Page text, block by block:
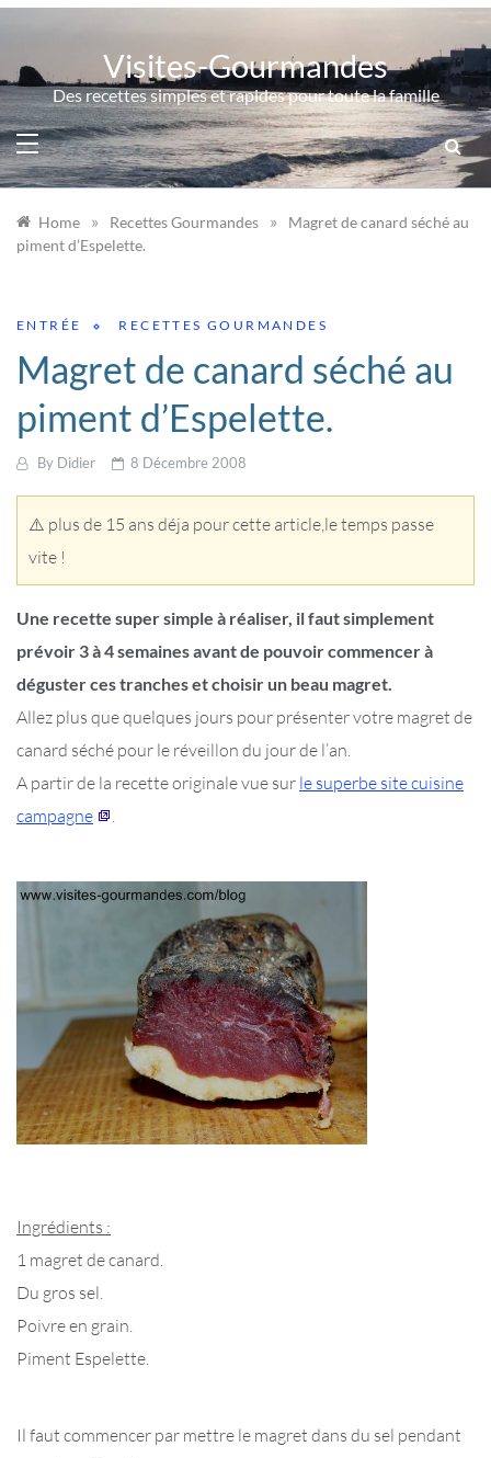
Skip
Visites-Gourmandes
Des recettes simples et rapides pour toute la famille
Home » Recettes Gourmandes »
Magret de canard séché au
piment d’Espelette.
ENTRÉE RECETTES GOURMANDES
Magret de canard séché au
piment d’Espelette.
By Didier 8 Décembre 2008
⚠️ plus de 15 ans déja pour cette article,le temps passe
vite !
Une recette super simple à réaliser, il faut simplement
prévoir 3 à 4 semaines avant de pouvoir commencer à
déguster ces tranches et choisir un beau magret.
Allez plus que quelques jours pour présenter votre magret de
canard séché pour le réveillon du jour de l’an.
A partir de la recette originale vue sur le superbe site cuisine
campagne
.
Ingrédients :
1 magret de canard.
Du gros sel.
Poivre en grain.
Piment Espelette.
Il faut commencer par mettre le magret dans du sel pendant